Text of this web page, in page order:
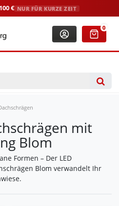
€ NUR FÜR KURZE ZEIT
0
mit
Blom
Formen – Der LED
Blom verwandelt Ihr